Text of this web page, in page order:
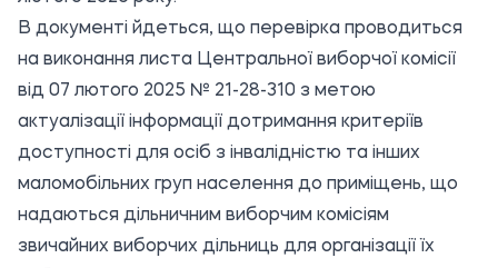
В документі йдеться, що перевірка проводиться
на виконання листа Центральної виборчої комісії
від 07 лютого 2025 № 21-28-310 з метою
актуалізації інформації дотримання критеріїв
доступності для осіб з інвалідністю та інших
маломобільних груп населення до приміщень, що
надаються дільничним виборчим комісіям
звичайних виборчих дільниць для організації їх